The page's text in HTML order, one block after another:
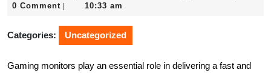
31,
0 Comment 10:33 am
Categories: Uncategorized
Gaming monitors play an essential role in delivering a fast and